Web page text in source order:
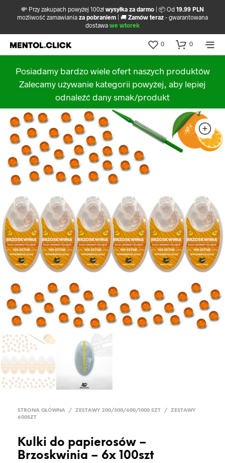
💸 Przy zakupach powyżej 100zł wysyłka za darmo | 📦 Od 19.99 PLN
możliwość zamawiania za pobraniem | 🚚 Zamów teraz - gwarantowana
dostawa we wtorek
0 0
Posiadamy bardzo wiele ofert naszych produktów
Zalecamy używanie kategorii powyżej, aby lepiej
odnaleźć dany smak/produkt
STRONA GŁÓWNA / ZESTAWY 200/300/600/1000 SZT /
ZESTAWY
600SZT
Kulki do papierosów –
Brzoskwinia – 6x 100szt